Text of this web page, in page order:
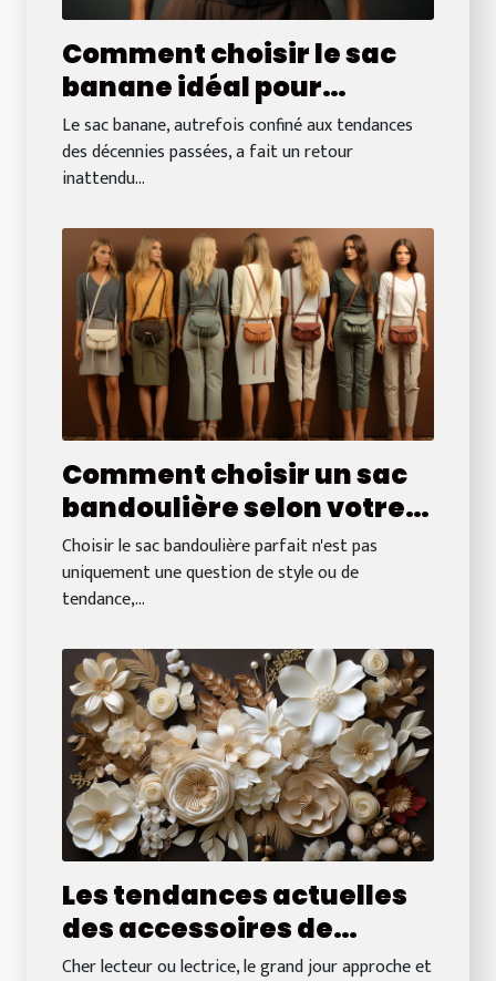
Comment choisir le sac
banane idéal pour
chaque occasion : du
travail aux voyages
Le sac banane, autrefois confiné aux tendances
des décennies passées, a fait un retour
inattendu...
Comment choisir un sac
bandoulière selon votre
morphologie : conseils
pratiques et astuces
Choisir le sac bandoulière parfait n'est pas
uniquement une question de style ou de
tendance,...
Les tendances actuelles
des accessoires de
mariée à Bordeaux : Quoi
Cher lecteur ou lectrice, le grand jour approche et